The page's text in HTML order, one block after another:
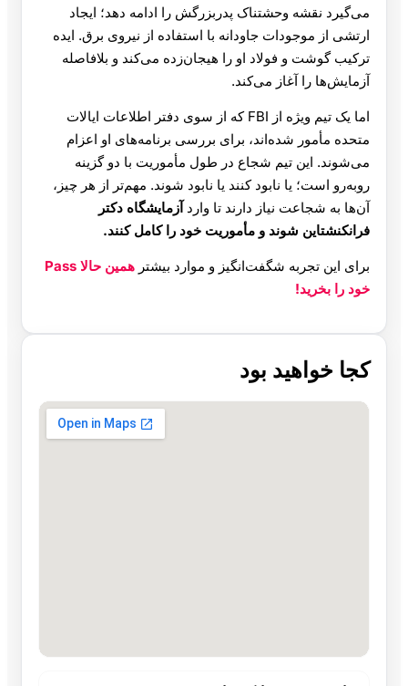
می‌گیرد نقشه وحشتناک پدربزرگش را ادامه دهد؛ ایجاد
ارتشی از موجودات جاودانه با استفاده از نیروی برق. ایده
ترکیب گوشت و فولاد او را هیجان‌زده می‌کند و بلافاصله
آزمایش‌ها را آغاز می‌کند.
اما یک تیم ویژه از FBI که از سوی دفتر اطلاعات ایالات
متحده مأمور شده‌اند، برای بررسی برنامه‌های او اعزام
می‌شوند. این تیم شجاع در طول مأموریت با دو گزینه
روبه‌رو است؛ یا نابود کنند یا نابود شوند. مهم‌تر از هر چیز،
آن‌ها به شجاعت نیاز دارند تا وارد آزمایشگاه دکتر
فرانکنشتاین شوند و مأموریت خود را کامل کنند.
برای این تجربه شگفت‌انگیز و موارد بیشتر
همین حالا Pass
خود را بخرید!
کجا خواهید بود